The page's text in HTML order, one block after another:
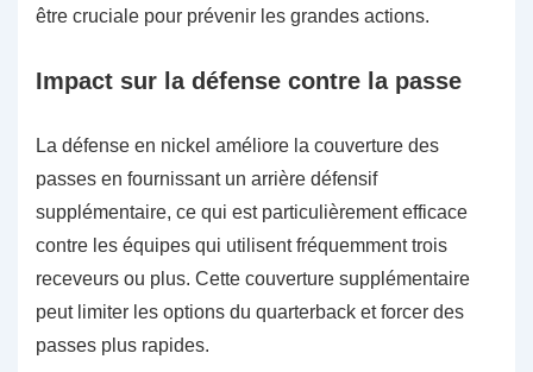
être cruciale pour prévenir les grandes actions.
Impact sur la défense contre la passe
La défense en nickel améliore la couverture des
passes en fournissant un arrière défensif
supplémentaire, ce qui est particulièrement efficace
contre les équipes qui utilisent fréquemment trois
receveurs ou plus. Cette couverture supplémentaire
peut limiter les options du quarterback et forcer des
passes plus rapides.